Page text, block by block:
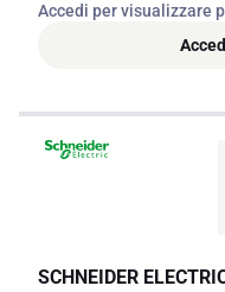
Accedi per visualizzare
SCHNEIDER